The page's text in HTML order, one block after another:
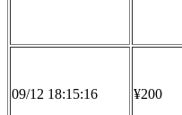
09/12 18:15:16 ¥200